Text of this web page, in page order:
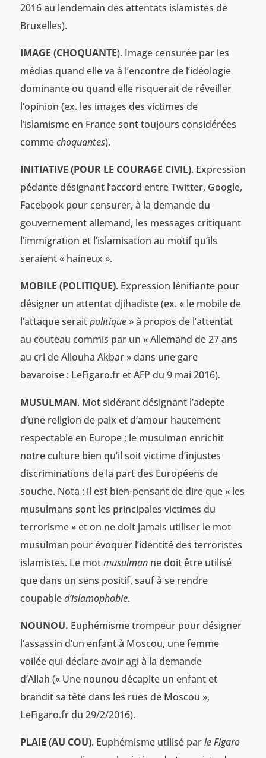
2016 au lendemain des attentats islamistes de
Bruxelles).
IMAGE (CHOQUANTE). Image censurée par les
médias quand elle va à l’encontre de l’idéologie
dominante ou quand elle risquerait de réveiller
l’opinion (ex. les images des victimes de
l’islamisme en France sont toujours considérées
commechoquantes).
INITIATIVE (POUR LE COURAGE CIVIL). Expression
pédante désignant l’accord entre Twitter, Google,
Facebook pour censurer, à la demande du
gouvernement allemand, les messages critiquant
l’immigration et l’islamisation au motif qu’ils
seraient « haineux ».
MOBILE (POLITIQUE). Expression lénifiante pour
désigner un attentat djihadiste (ex. « le mobile de
l’attaque seraitpolitique» à propos de l’attentat
au couteau commis par un « Allemand de 27 ans
au cri de Allouha Akbar » dans une gare
bavaroise : LeFigaro.fr et AFP du 9 mai 2016).
MUSULMAN. Mot sidérant désignant l’adepte
d’une religion de paix et d’amour hautement
respectable en Europe ; le musulman enrichit
notre culture bien qu’il soit victime d’injustes
discriminations de la part des Européens de
souche. Nota : il est bien-pensant de dire que « les
musulmans sont les principales victimes du
terrorisme » et on ne doit jamais utiliser le mot
musulman pour évoquer l’identité des terroristes
islamistes. Le motmusulmanne doit être utilisé
que dans un sens positif, sauf à se rendre
coupabled’islamophobie.
NOUNOU. Euphémisme trompeur pour désigner
l’assassin d’un enfant à Moscou, une femme
voilée qui déclare avoir agi à la demande
d’Allah (« Une nounou décapite un enfant et
brandit sa tête dans les rues de Moscou »,
LeFigaro.fr du 29/2/2016).
PLAIE (AU COU). Euphémisme utilisé parle Figaro